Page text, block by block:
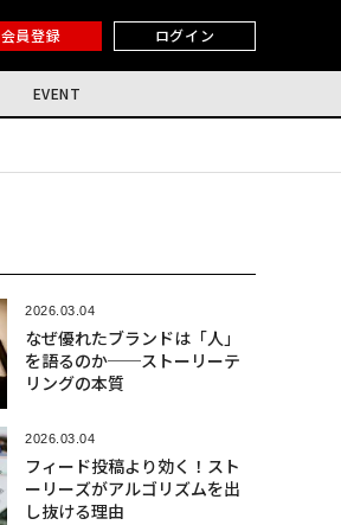
会員登録 ログイン
EVENT
2026.03.04
なぜ優れたブランドは「人」
を語るのか──ストーリーテ
リングの本質
2026.03.04
フィード投稿より効く！スト
ーリーズがアルゴリズムを出
し抜ける理由